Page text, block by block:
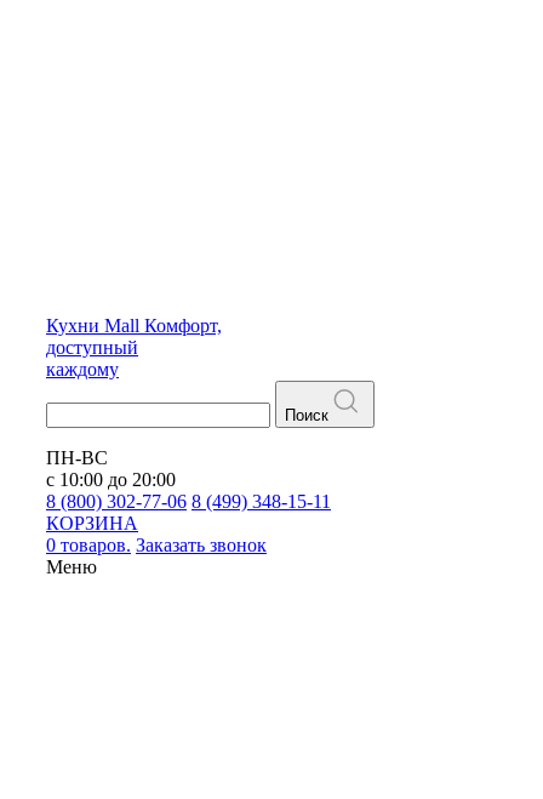
Кухни Mall Комфорт,
доступный
каждому
Поиск
ПН-ВС
с 10:00 до 20:00
8 (800) 302-77-06 8 (499) 348-15-11
КОРЗИНА
0 товаров. Заказать звонок
Меню